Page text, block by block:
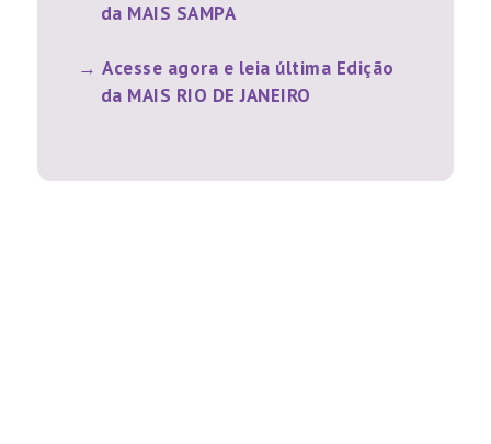
da MAIS SAMPA
Acesse agora e leia última Edição
da MAIS RIO DE JANEIRO